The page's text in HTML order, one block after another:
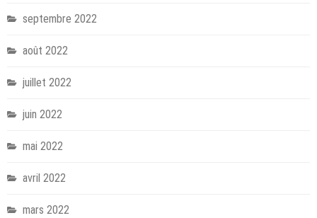
septembre 2022
août 2022
juillet 2022
juin 2022
mai 2022
avril 2022
mars 2022